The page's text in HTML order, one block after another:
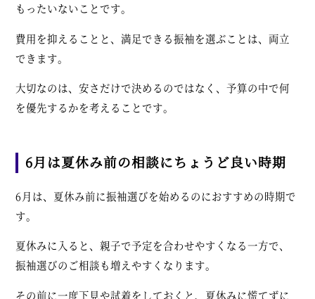
もったいないことです。
費用を抑えることと、満足できる振袖を選ぶことは、両立
できます。
大切なのは、安さだけで決めるのではなく、予算の中で何
を優先するかを考えることです。
6月は夏休み前の相談にちょうど良い時期
6月は、夏休み前に振袖選びを始めるのにおすすめの時期で
す。
夏休みに入ると、親子で予定を合わせやすくなる一方で、
振袖選びのご相談も増えやすくなります。
その前に一度下見や試着をしておくと、夏休みに慌てずに